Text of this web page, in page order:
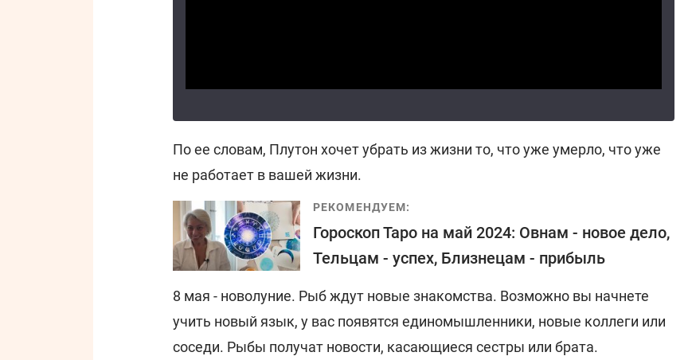
По ее словам, Плутон хочет убрать из жизни то, что уже умерло, что уже
не работает в вашей жизни.
РЕКОМЕНДУЕМ:
Гороскоп Таро на май 2024: Овнам - новое дело,
Тельцам - успех, Близнецам - прибыль
8 мая - новолуние. Рыб ждут новые знакомства. Возможно вы начнете
учить новый язык, у вас появятся единомышленники, новые коллеги или
соседи. Рыбы получат новости, касающиеся сестры или брата.